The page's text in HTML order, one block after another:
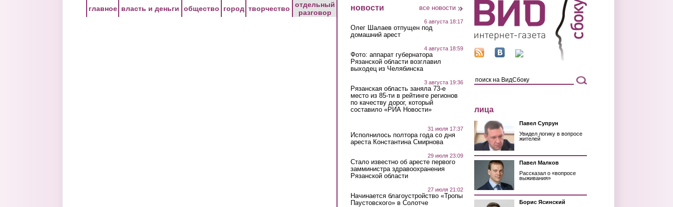
главное власть и деньги общество город творчество
отдельный
разговор
новости все новости
6 августа 18:17
Олег Шалаев отпущен под
домашний арест
4 августа 18:59
Фото: аппарат губернатора
Рязанской области возглавил
выходец из Челябинска
3 августа 19:36
Рязанская область заняла 73-е
место из 85-ти в рейтинге регионов
по качеству дорог, который
составило «РИА Новости»
31 июля 17:37
Исполнилось полтора года со дня
ареста Константина Смирнова
29 июля 23:09
Стало известно об аресте первого
замминистра здравоохранения
Рязанской области
27 июля 21:02
Начинается благоустройство «Тропы
Паустовского» в Солотче
лица
Павел Супрун
Увидел логику в вопросе
жителей
Павел Малков
Рассказал о «вопросе
выживания»
Борис Ясинский